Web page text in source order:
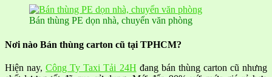
Bán thùng PE dọn nhà, chuyển văn phòng
Nơi nào Bán thùng carton cũ tại TPHCM?
Hiện nay,Công Ty Taxi Tải 24H đang bán thùng carton cũ nhưng